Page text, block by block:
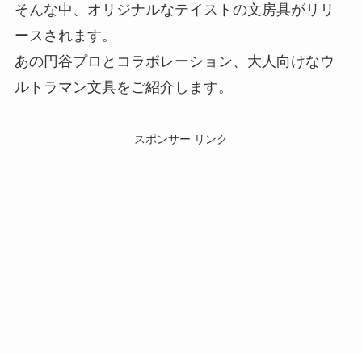
そんな中、オリジナルなテイストの文房具がリリ
ースされます。
あの円谷プロとコラボレーション、大人向けなウ
ルトラマン文具をご紹介します。
スポンサー リンク